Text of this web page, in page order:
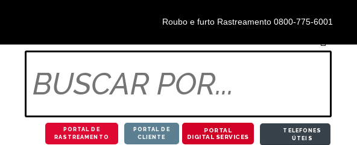
Roubo e furto Rastreamento 0800-775-6001
PORTAL DE
RASTREAMENTO
PORTAL DE
CLIENTE
PORTAL
DIGITAL SERVICES
TELEFONES
ÚTEIS
A PÓSITRON /